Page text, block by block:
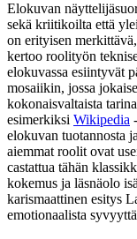
Elokuvan
sekä kriitikoilta että
on erityisen
kertoo roolityön
elokuvassa esiintyvät
mosaiikin, jossa
kokonaisvaltaista
esimerkiksi Wikipedia
elokuvan tuotannosta
aiemmat roolit ovat
castattua tähän
kokemus ja läsnäolo
karismaattinen esitys
emotionaalista